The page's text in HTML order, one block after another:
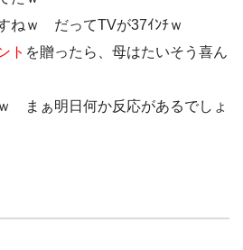
ねｗ だってTVが37ｲﾝﾁｗ
ト を贈ったら、母はたいそう喜ん
まぁ明日何か反応があるでしょ